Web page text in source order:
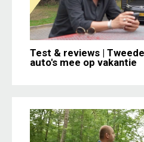
Test & reviews |
auto's mee op vakantie